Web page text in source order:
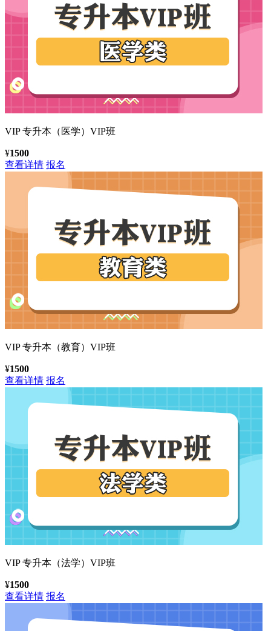
VIP专升本（医学）VIP班
¥1500
查看详情 报名
VIP专升本（教育）VIP班
¥1500
查看详情 报名
VIP专升本（法学）VIP班
¥1500
查看详情 报名